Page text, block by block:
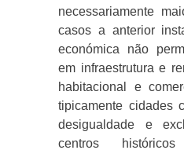
necessariamente
casos a anterior
económica não
em infraestrutura e
habitacional e
tipicamente cidades
desigualdade e
centros